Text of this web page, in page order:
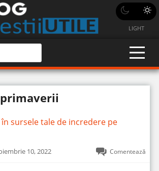
LIGHT
sursele tale de incredere pe
10, 2022 Comentează